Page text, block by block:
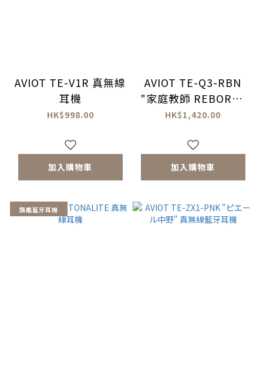
AVIOT TE-V1R 真無線
耳機
HK$998.00
加入購物車
AVIOT TE-Q3-RBN
"家庭教師 REBORN"
真無線耳機
HK$1,420.00
加入購物車
旗艦藍牙耳機